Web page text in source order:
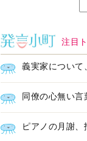
脳の健康習慣をサポー
トするオープンイヤー
型イヤホン「kikippa イ
ヤホン HERALBONY
モデル」発売